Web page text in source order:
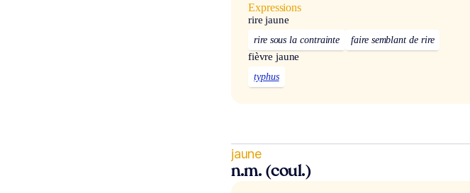
Expressions
rire jaune
rire sous la contrainte faire semblant de rire
fièvre jaune
typhus
jaune
n.m. (coul.)